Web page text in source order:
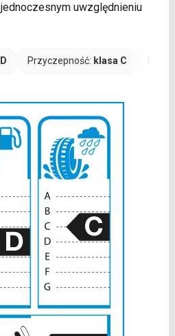
uwzględnieniu
Przyczepność: klasa C